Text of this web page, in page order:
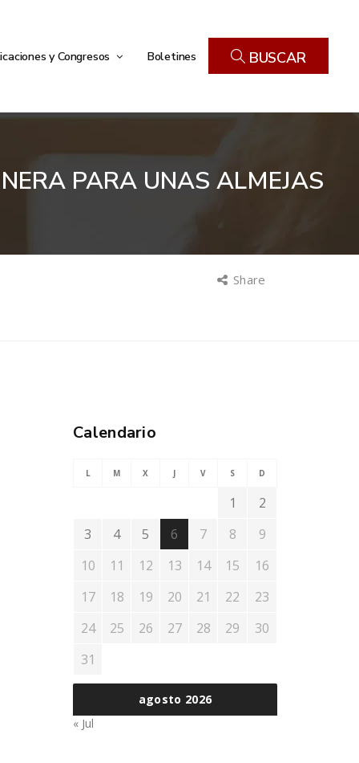
y Congresos Boletines BUSCAR
PARA UNAS ALMEJAS
Share
Calendario
agosto 2026
L M X J V S D
1
2
3
4 5 6 7 8
9
10
11 12 13 14 15
16
17
18 19 20 21 22
23
24
25 26 27 28 29
30
31
« Jul